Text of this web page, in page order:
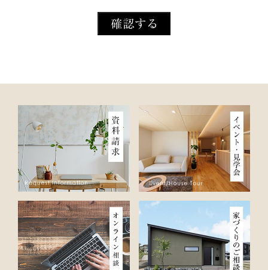
当社はお客様の個人情報を収集する際、あらかじめその目
的・利用内容をお知らせし、同意をいただいたうえで個人情
各種イベント・セミナーなどのご案内のため。
■個人情報の第三者への開示や提供
当社は、ご提供いただいた個人情報については、以下のいず
いたしません。
1）お問い合わせ、またはご要望に対し、適切な回答または対
応をさせていただくためや、契約の責任を果たすため。
2）お客様の同意がある場合
3）お客様個人を判別できない状態で開示する場合